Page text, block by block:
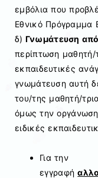
εμβόλια που
Εθνικό Πρόγραμμα
δ) Γνωμάτευση
περίπτωση μαθητή/
εκπαιδευτικές
γνωμάτευση αυτή
του/της μαθητή/
όμως την
ειδικές
Για την
εγγραφή